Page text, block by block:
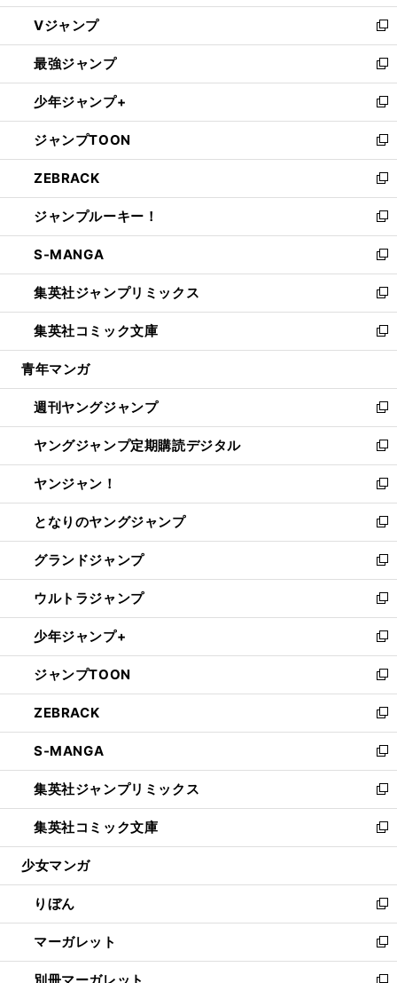
ウ
ィ
ン
ド
ウ
で
開
く
し
い
ウ
ィ
ン
ド
ウ
で
開
く
Vジャンプ
新
し
い
ウ
ィ
ン
ド
ウ
で
開
く
最強ジャンプ
新
し
い
ウ
ィ
ン
ド
ウ
で
開
く
少年ジャンプ+
新
し
い
ウ
ィ
ン
ド
ウ
で
開
く
ジャンプTOON
新
し
い
ウ
ィ
ン
ド
ウ
で
開
く
ZEBRACK
新
し
い
ウ
ィ
ン
ド
ウ
で
開
ジャンプルーキー！
新
し
い
ウ
ィ
ン
ド
ウ
開
く
S-MANGA
新
し
い
ウ
ィ
ン
ウ
で
開
く
集英社ジャンプリミックス
新
し
い
ウ
ン
ド
ウ
で
開
く
集英社コミック文庫
新
し
ウ
ィ
ン
ド
ウ
で
開
く
青年マンガ
週刊ヤングジャンプ
新
し
い
ウ
ィ
ン
ド
ウ
で
開
く
ヤングジャンプ定期購読デジタル
新
し
い
ウ
ィ
ン
ド
ウ
で
開
く
ヤンジャン！
新
し
い
ウ
ィ
ン
ド
ウ
で
開
く
となりのヤングジャンプ
新
し
い
ウ
ィ
ン
ド
ウ
で
開
く
グランドジャンプ
新
し
い
ウ
ィ
ン
ド
ウ
で
開
く
ウルトラジャンプ
新
し
い
ウ
ィ
ン
ド
ウ
で
開
く
少年ジャンプ+
新
し
い
ウ
ィ
ン
ド
ウ
で
開
く
ジャンプTOON
新
し
い
ウ
ィ
ン
ド
ウ
で
開
ZEBRACK
新
し
い
ウ
ィ
ン
ド
ウ
開
く
S-MANGA
新
し
い
ウ
ィ
ン
ウ
で
開
く
集英社ジャンプリミックス
新
し
い
ウ
ン
ド
ウ
で
開
く
集英社コミック文庫
新
し
ウ
ィ
ン
ド
ウ
少女マンガ
りぼん
新
し
い
ウ
マーガレット
新
し